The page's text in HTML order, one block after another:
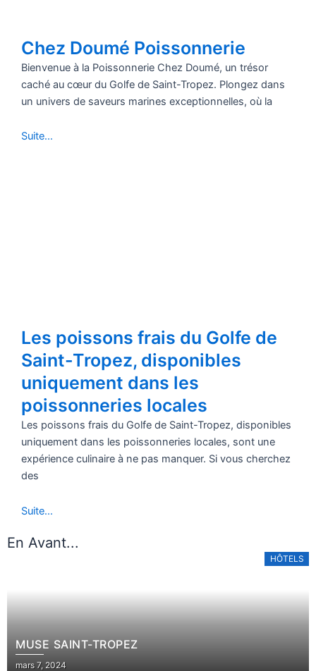
Chez Doumé Poissonnerie
Bienvenue à la Poissonnerie Chez Doumé, un trésor
caché au cœur du Golfe de Saint-Tropez. Plongez dans
un univers de saveurs marines exceptionnelles, où la
Suite...
Les poissons frais du Golfe de
Saint-Tropez, disponibles
uniquement dans les
poissonneries locales
Les poissons frais du Golfe de Saint-Tropez, disponibles
uniquement dans les poissonneries locales, sont une
expérience culinaire à ne pas manquer. Si vous cherchez
des
Suite...
En Avant...
HÔTELS
MUSE SAINT-TROPEZ
Posted
mars 7, 2024